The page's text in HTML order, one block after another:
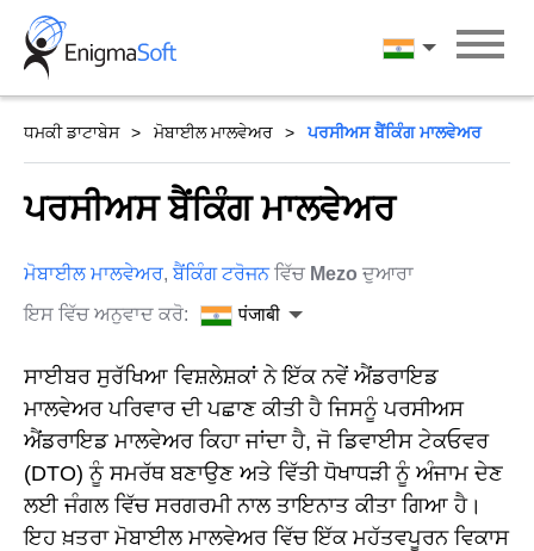
Skip
content
पंजाबी
ਧਮਕੀ ਡਾਟਾਬੇਸ ਮੋਬਾਈਲ ਮਾਲਵੇਅਰ ਪਰਸੀਅਸ ਬੈਂਕਿੰਗ ਮਾਲਵੇਅਰ
ਪਰਸੀਅਸ ਬੈਂਕਿੰਗ ਮਾਲਵੇਅਰ
ਮੋਬਾਈਲ ਮਾਲਵੇਅਰ,ਬੈਂਕਿੰਗ ਟਰੋਜਨਵਿੱਚ Mezo ਦੁਆਰਾ
ਇਸ ਵਿੱਚ ਅਨੁਵਾਦ ਕਰੋ:
पंजाबी
ਸਾਈਬਰ ਸੁਰੱਖਿਆ ਵਿਸ਼ਲੇਸ਼ਕਾਂ ਨੇ ਇੱਕ ਨਵੇਂ ਐਂਡਰਾਇਡ
ਮਾਲਵੇਅਰ ਪਰਿਵਾਰ ਦੀ ਪਛਾਣ ਕੀਤੀ ਹੈ ਜਿਸਨੂੰ ਪਰਸੀਅਸ
ਐਂਡਰਾਇਡ ਮਾਲਵੇਅਰ ਕਿਹਾ ਜਾਂਦਾ ਹੈ, ਜੋ ਡਿਵਾਈਸ ਟੇਕਓਵਰ
(DTO) ਨੂੰ ਸਮਰੱਥ ਬਣਾਉਣ ਅਤੇ ਵਿੱਤੀ ਧੋਖਾਧੜੀ ਨੂੰ ਅੰਜਾਮ ਦੇਣ
ਲਈ ਜੰਗਲ ਵਿੱਚ ਸਰਗਰਮੀ ਨਾਲ ਤਾਇਨਾਤ ਕੀਤਾ ਗਿਆ ਹੈ।
ਇਹ ਖ਼ਤਰਾ ਮੋਬਾਈਲ ਮਾਲਵੇਅਰ ਵਿੱਚ ਇੱਕ ਮਹੱਤਵਪੂਰਨ ਵਿਕਾਸ